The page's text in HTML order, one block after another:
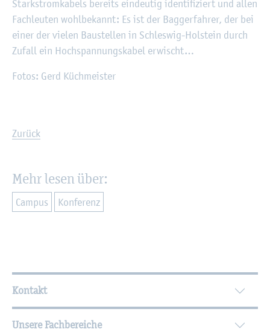
Stark­strom­ka­bels be­reits ein­deu­tig iden­ti­fi­ziert und allen
Fach­leu­ten wohl­be­kannt: Es ist der Bag­ger­fah­rer, der bei
einer der vie­len Bau­stel­len in Schles­wig-Hol­stein durch
Zu­fall ein Hoch­span­nungs­ka­bel er­wischt…
Fotos: Gerd Küch­meis­ter
Zu­rück
Mehr lesen über:
Cam­pus Kon­fe­renz
Wei­ter­füh­ren­de In­for­ma­tio­nen
Kontakt
Unsere Fachbereiche